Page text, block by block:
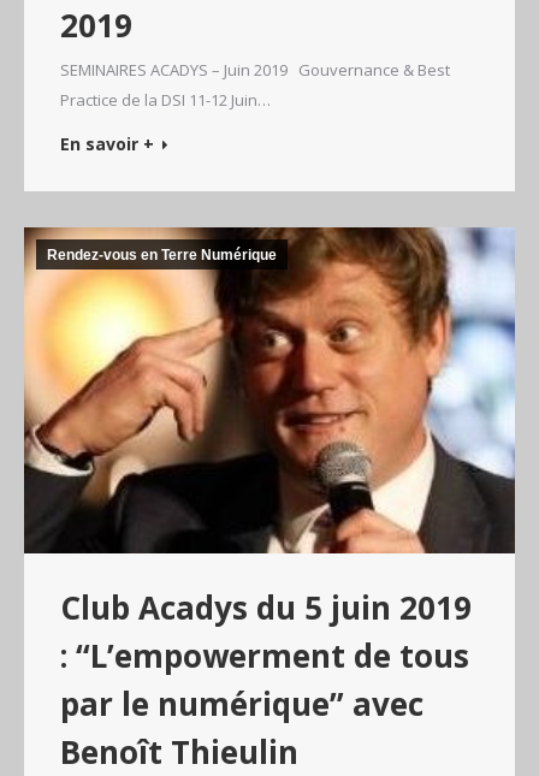
2019
SEMINAIRES ACADYS – Juin 2019 Gouvernance & Best
Practice de la DSI 11-12 Juin…
En savoir +
Rendez-vous en Terre Numérique
Club Acadys du 5 juin 2019
: “L’empowerment de tous
par le numérique” avec
Benoît Thieulin